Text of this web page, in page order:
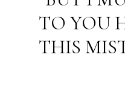
TO YOU
THIS